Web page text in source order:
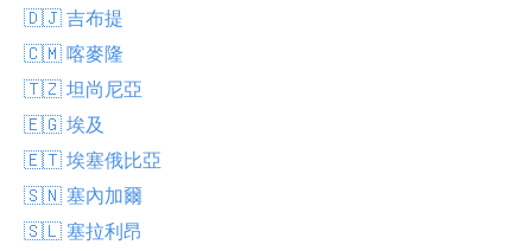
🇩🇯 吉布提
🇨🇲 喀麥隆
🇹🇿 坦尚尼亞
🇪🇬 埃及
🇪🇹 埃塞俄比亞
🇸🇳 塞內加爾
🇸🇱 塞拉利昂